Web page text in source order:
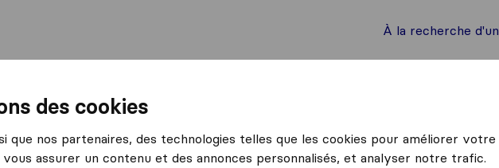
À la recherche d'un
des cookies
que nos partenaires, des technologies telles que les cookies pour améliorer votre
assurer un contenu et des annonces personnalisés, et analyser notre trafic.